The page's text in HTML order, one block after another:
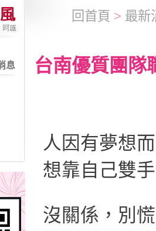
息
回首頁 > 最新
台南優質團隊
人因有夢想
想靠自己雙
沒關係，別